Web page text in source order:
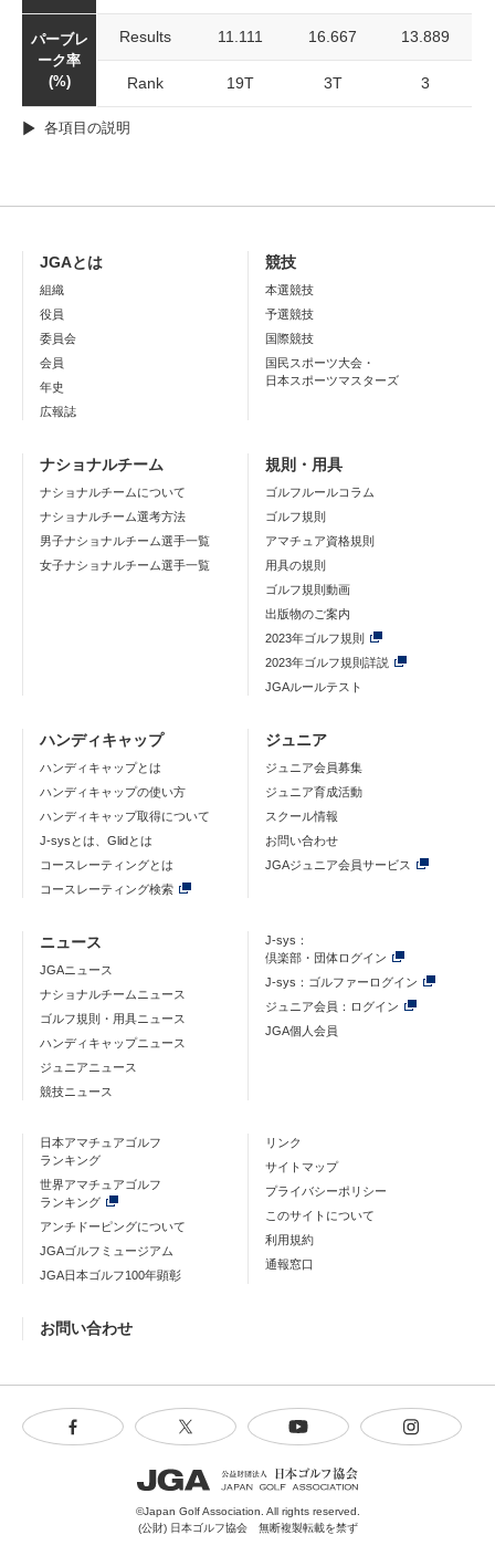
パーブレ
ーク率
(%)
Results 11.111 16.667 13.889
Rank 19T 3T 3
各項目の説明
JGAとは
組織
役員
委員会
会員
年史
広報誌
競技
本選競技
予選競技
国際競技
国民スポーツ大会・
日本スポーツマスターズ
ナショナルチーム
ナショナルチームについて
ナショナルチーム選考方法
男子ナショナルチーム選手一覧
女子ナショナルチーム選手一覧
規則・用具
ゴルフルールコラム
ゴルフ規則
アマチュア資格規則
用具の規則
ゴルフ規則動画
出版物のご案内
2023年ゴルフ規則
2023年ゴルフ規則詳説
JGAルールテスト
ハンディキャップ
ハンディキャップとは
ハンディキャップの使い方
ハンディキャップ取得について
J-sysとは、Glidとは
コースレーティングとは
コースレーティング検索
ジュニア
ジュニア会員募集
ジュニア育成活動
スクール情報
お問い合わせ
JGAジュニア会員サービス
ニュース
JGAニュース
ナショナルチームニュース
ゴルフ規則・用具ニュース
ハンディキャップニュース
ジュニアニュース
競技ニュース
J-sys：
倶楽部・団体ログイン
J-sys：ゴルファーログイン
ジュニア会員：ログイン
JGA個人会員
日本アマチュアゴルフ
ランキング
世界アマチュアゴルフ
ランキング
アンチドーピングについて
JGAゴルフミュージアム
JGA日本ゴルフ100年顕彰
リンク
サイトマップ
プライバシーポリシー
このサイトについて
利用規約
通報窓口
お問い合わせ
©Japan Golf Association. All rights reserved.
(公財) 日本ゴルフ協会 無断複製転載を禁ず